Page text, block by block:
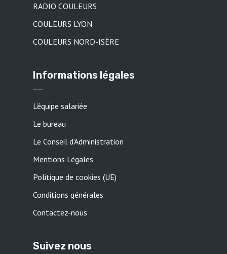
RADIO COULEURS
COULEURS LYON
COULEURS NORD-ISÈRE
Informations légales
L’équipe salariée
Le bureau
Le Conseil d’Administration
Mentions Légales
Politique de cookies (UE)
Conditions générales
Contactez-nous
Suivez nous